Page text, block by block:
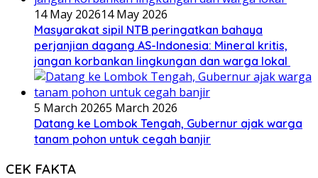
14 May 202614 May 2026
Masyarakat sipil NTB peringatkan bahaya
perjanjian dagang AS-Indonesia: Mineral kritis,
jangan korbankan lingkungan dan warga lokal
5 March 20265 March 2026
Datang ke Lombok Tengah, Gubernur ajak warga
tanam pohon untuk cegah banjir
CEK FAKTA